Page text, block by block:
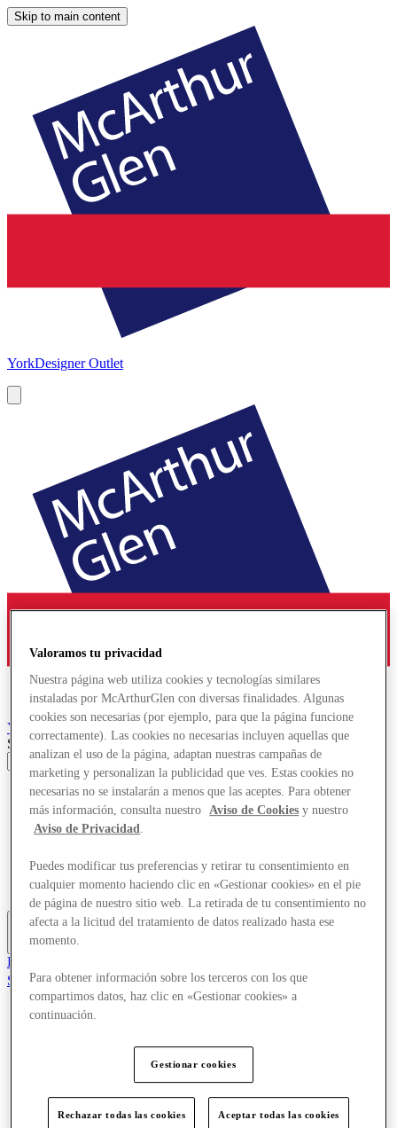
Skip to main content
YorkDesigner Outlet
York
Designer Outlet
Search input
Tiendas
Ofertas
Planifica tu visita
Tarjetas regalo
Servicios
Más
El Club
Salvado
es
Servicios
Valoramos tu privacidad
Nuestra página web utiliza cookies y tecnologías similares
instaladas por McArthurGlen con diversas finalidades. Algunas
cookies son necesarias (por ejemplo, para que la página funcione
correctamente). Las cookies no necesarias incluyen aquellas que
analizan el uso de la página, adaptan nuestras campañas de
marketing y personalizan la publicidad que ves. Estas cookies no
necesarias no se instalarán a menos que las aceptes. Para obtener
más información, consulta nuestro
Aviso de Cookies y nuestro
Aviso de Privacidad
Puedes modificar tus preferencias y retirar tu consentimiento en
cualquier momento haciendo clic en «Gestionar cookies» en el pie
de página de nuestro sitio web. La retirada de tu consentimiento no
afecta a la licitud del tratamiento de datos realizado hasta ese
momento.
Para obtener información sobre los terceros con los que
compartimos datos, haz clic en «Gestionar cookies» a
continuación.
Gestionar cookies
Rechazar todas las cookies Aceptar todas las cookies